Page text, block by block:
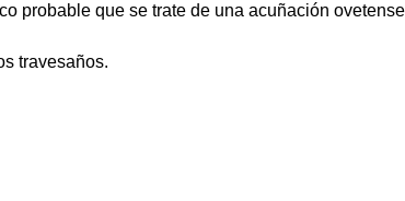
probable que se trate de una acuñación
travesaños.